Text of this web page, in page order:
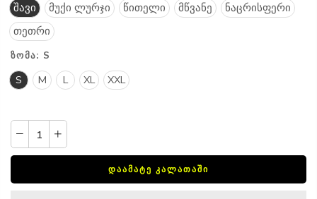
შავი მუქი ლურჯი წითელი მწვანე
ნაცრისფერი
თეთრი
ᲖᲝᲛᲐ: S
S M L XL XXL
ᲓᲐᲐᲛᲐᲢᲔ ᲙᲐᲚᲐᲗᲐᲨᲘ